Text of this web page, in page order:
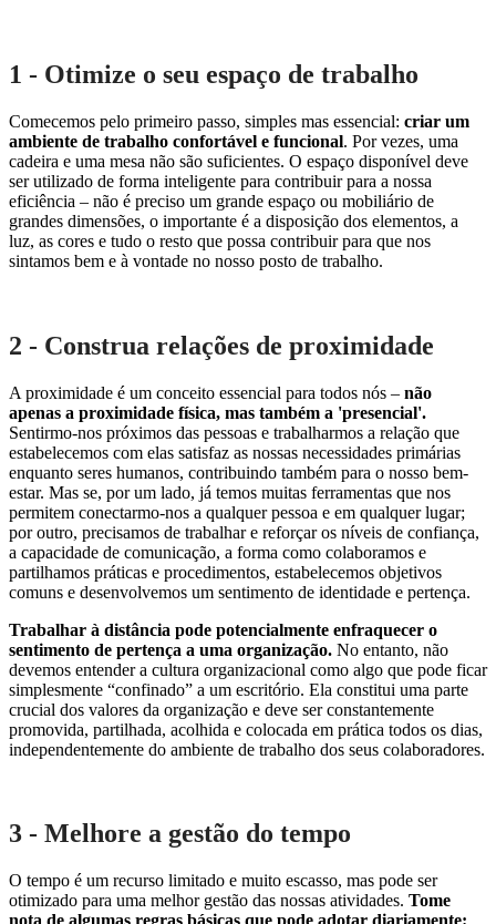
1 - Otimize o seu espaço de trabalho
Comecemos pelo primeiro passo, simples mas essencial: criar um
ambiente de trabalho confortável e funcional. Por vezes, uma
cadeira e uma mesa não são suficientes. O espaço disponível deve
ser utilizado de forma inteligente para contribuir para a nossa
eficiência – não é preciso um grande espaço ou mobiliário de
grandes dimensões, o importante é a disposição dos elementos, a
luz, as cores e tudo o resto que possa contribuir para que nos
sintamos bem e à vontade no nosso posto de trabalho.
2 - Construa relações de proximidade
A proximidade é um conceito essencial para todos nós – não
apenas a proximidade física, mas também a 'presencial'.
Sentirmo-nos próximos das pessoas e trabalharmos a relação que
estabelecemos com elas satisfaz as nossas necessidades primárias
enquanto seres humanos, contribuindo também para o nosso bem-
estar. Mas se, por um lado, já temos muitas ferramentas que nos
permitem conectarmo-nos a qualquer pessoa e em qualquer lugar;
por outro, precisamos de trabalhar e reforçar os níveis de confiança,
a capacidade de comunicação, a forma como colaboramos e
partilhamos práticas e procedimentos, estabelecemos objetivos
comuns e desenvolvemos um sentimento de identidade e pertença.
Trabalhar à distância pode potencialmente enfraquecer o
sentimento de pertença a uma organização. No entanto, não
devemos entender a cultura organizacional como algo que pode ficar
simplesmente “confinado” a um escritório. Ela constitui uma parte
crucial dos valores da organização e deve ser constantemente
promovida, partilhada, acolhida e colocada em prática todos os dias,
independentemente do ambiente de trabalho dos seus colaboradores.
3 - Melhore a gestão do tempo
O tempo é um recurso limitado e muito escasso, mas pode ser
otimizado para uma melhor gestão das nossas atividades. Tome